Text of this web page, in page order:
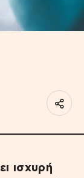
ισχυρή